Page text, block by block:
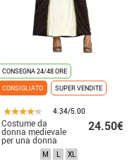
CONSEGNA 24/48 ORE
CONSIGLIATO
SUPER VENDITE
4.34/5.00
Costume da
donna medievale
per una donna
24.50€
M L XL